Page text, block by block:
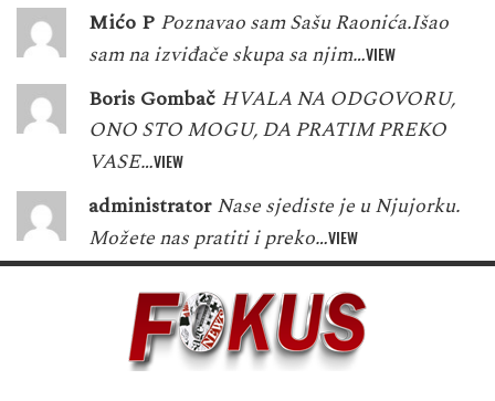
Mićo P Poznavao sam Sašu Raonića.Išao
sam na izviđače skupa sa njim…VIEW
Boris Gombač HVALA NA ODGOVORU,
ONO STO MOGU, DA PRATIM PREKO
VASE…VIEW
administrator Nase sjediste je u Njujorku.
Možete nas pratiti i preko…VIEW